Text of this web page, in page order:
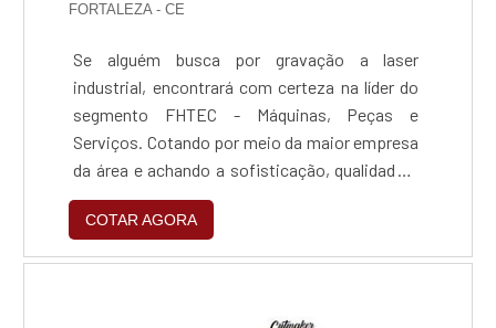
FORTALEZA - CE
Se alguém busca por gravação a laser
industrial, encontrará com certeza na líder do
segmento FHTEC - Máquinas, Peças e
Serviços. Cotando por meio da maior empresa
da área e achando a sofisticação, qualidade e
preço justo em um só lugar.Quando a procura é
por gravação a laser industrial, com a FHTEC -
Máquinas, Peças e Serviços o cliente poderá
COTAR AGORA